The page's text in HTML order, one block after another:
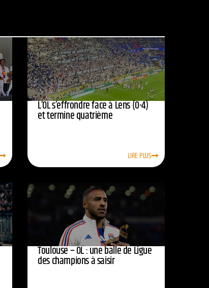
L’OL s’effrondre face à Lens (0-4)
et termine quatrième
LIRE PLUS
Toulouse – OL : une balle de Ligue
des champions à saisir